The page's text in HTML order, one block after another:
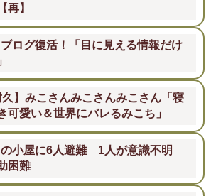
再】
ログ復活！「目に見える情報だけ
久】みこさんみこさんみこさん「寝
可愛い＆世界にバレるみこち」
の小屋に6人避難 1人が意識不明
困難